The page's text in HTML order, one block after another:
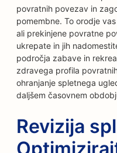
povratnih povezav in
pomembne. To orodje
ali prekinjene povratne
ukrepate in jih
področja zabave in
zdravega profila
ohranjanje spletnega
daljšem časovnem
Revizija